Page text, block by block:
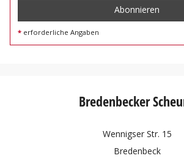
erforderliche Angaben
Bredenbecker
Wennigser Str. 15
Bredenbeck